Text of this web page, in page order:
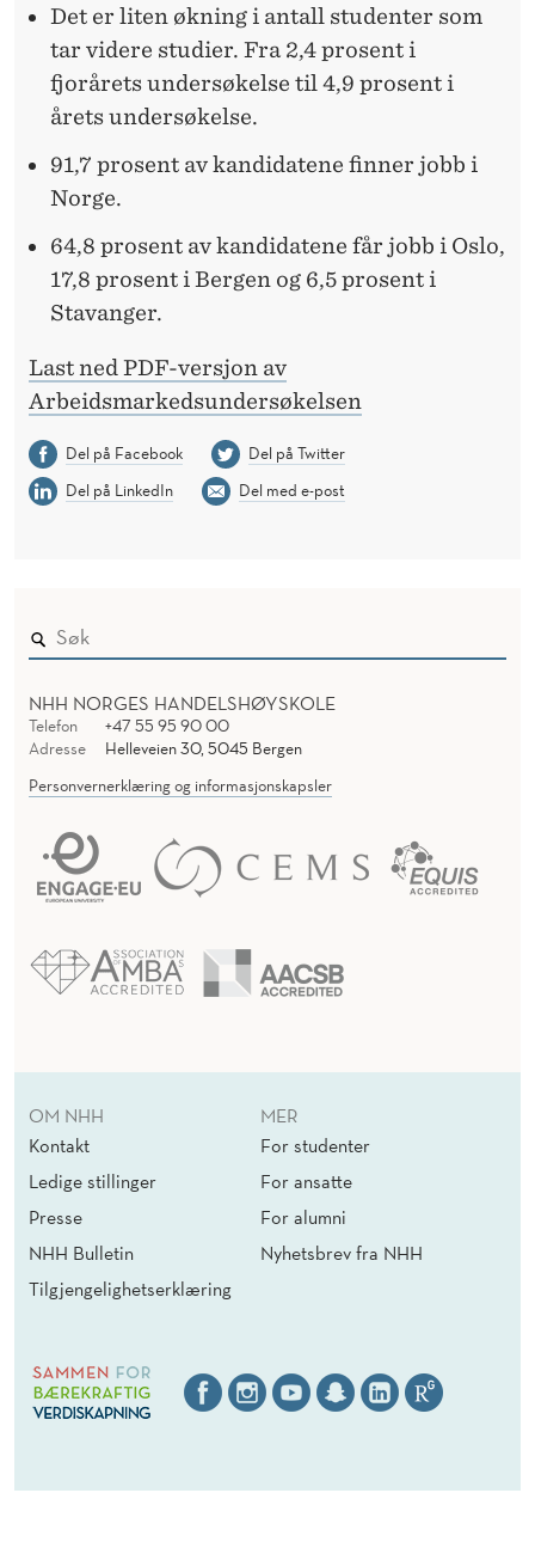
Det er liten økning i antall studenter som
tar videre studier. Fra 2,4 prosent i
fjorårets undersøkelse til 4,9 prosent i
årets undersøkelse.
91,7 prosent av kandidatene finner jobb i
Norge.
64,8 prosent av kandidatene får jobb i Oslo,
17,8 prosent i Bergen og 6,5 prosent i
Stavanger.
Last ned PDF-versjon av
Arbeidsmarkedsundersøkelsen
Del på Facebook
Del på Twitter
Del på LinkedIn
Del med e-post
NHH NORGES HANDELSHØYSKOLE
Telefon
+47 55 95 90 00
Adresse
Helleveien 30, 5045 Bergen
Personvernerklæring og informasjonskapsler
OM NHH
Kontakt
Ledige stillinger
Presse
NHH Bulletin
Tilgjengelighetserklæring
MER
For studenter
For ansatte
For alumni
Nyhetsbrev fra NHH